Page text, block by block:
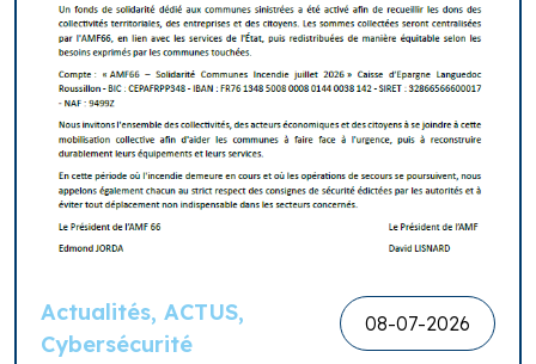
Actualités, ACTUS,
Cybersécurité
08-07-2026